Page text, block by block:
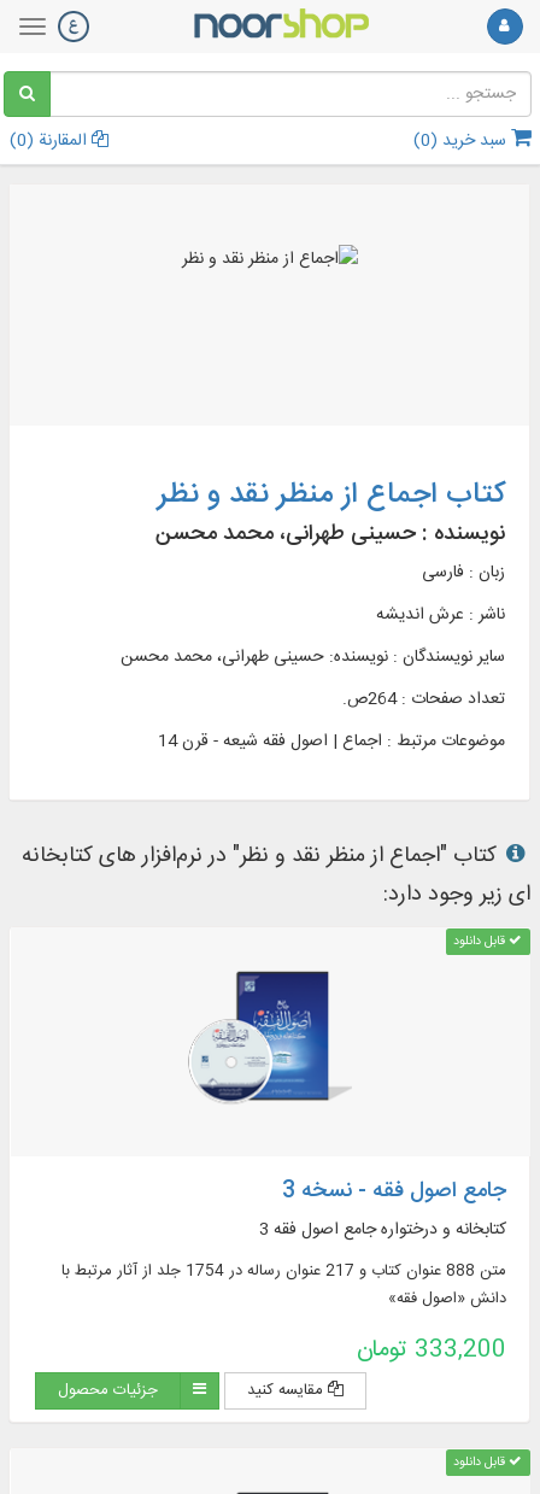
سبد خرید (0
) المقارنة (0
)
کتاب اجماع از منظر نقد و نظر
نویسنده : حسینی طهرانی، محمد محسن
زبان : فارسی
ناشر : عرش انديشه
سایر نویسندگان : نویسنده: حسینی طهرانی، محمد محسن
تعداد صفحات : 264ص.
موضوعات مرتبط : اجماع | اصول فقه شیعه - قرن 14
کتاب "اجماع از منظر نقد و نظر" در نرم‌افزار های کتابخانه
ای زیر وجود دارد:
قابل دانلود
جامع اصول فقه - نسخه 3
کتابخانه و درختواره جامع اصول فقه 3
متن 888 عنوان کتاب و 217 عنوان رساله در 1754 جلد از آثار مرتبط با
دانش «اصول فقه»
333,200 تومان
مقایسه کنید جزئیات محصول
قابل دانلود